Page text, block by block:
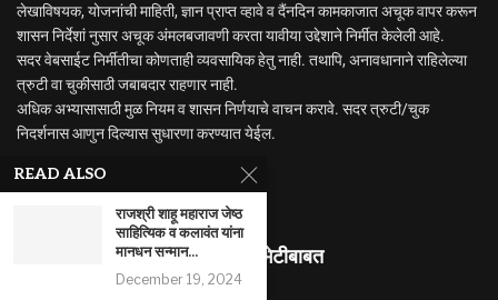
लेखाविषयक, योजनांची माहिती, ज्ञान प्राप्त व्हावे व दैंनदिन कामकाजात अचूक वापर करून
शासन निर्देशां नुसार अचूक अंमलबजावणी करता यावीया उद्देशाने निर्मीत केलेली आहे.
सदर वेबसाईट निर्मीतीचा कोणताही व्यवसायिक हेतु नाही. तथापि, अनावधानाने राहिलेल्या
त्रुटी वा चुकीसाठी जबाबदार राहणार नाही.
अधिक अभ्यासासाठी मुळ नियम व शासन निर्णयाचे वाचन करावे. सदर त्रुटी/चुक
निदर्शनास आणुन दिल्यास सुधारणा करण्यात येईल.
माहितीस्थळ भेटीबाबत
READ ALSO
राजश्री शाहू महाराज जेष्ठ
साहित्यिक व कलावंत यांना
मानधन सन्मान...
December 19, 2024